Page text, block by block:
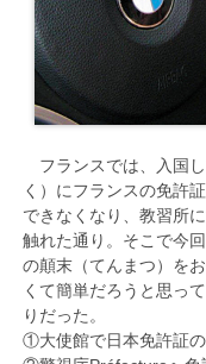
フランスでは、入国
く）にフランスの免許
できなくなり、教習所
触れた通り。そこで今
の顛末（てんまつ）を
くて簡単だろうと思っ
りだった。
①大使館で日本免許証の